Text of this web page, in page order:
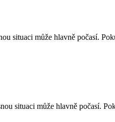
situaci může hlavně počasí.
situaci může hlavně počasí.